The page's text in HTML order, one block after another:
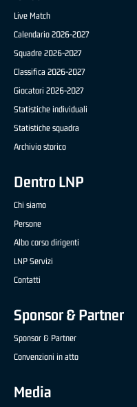
Live Match
Calendario 2026-2027
Squadre 2026-2027
Classifica 2026-2027
Giocatori 2026-2027
Statistiche individuali
Statistiche squadra
Archivio storico
Dentro LNP
Chi siamo
Persone
Albo corso dirigenti
LNP Servizi
Contatti
Sponsor & Partner
Sponsor & Partner
Convenzioni in atto
Media